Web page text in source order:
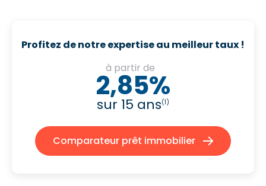
Profitez de notre expertise au meilleur taux !
à partir de
2,85%
sur 15 ans(1)
Comparateur prêt immobilier